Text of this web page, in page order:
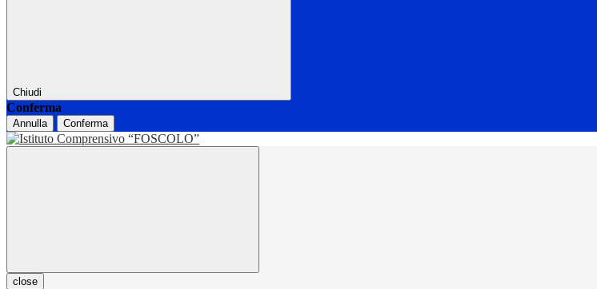
Chiudi
Conferma
Annulla Conferma
close